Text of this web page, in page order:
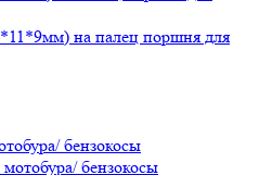
бензокосы